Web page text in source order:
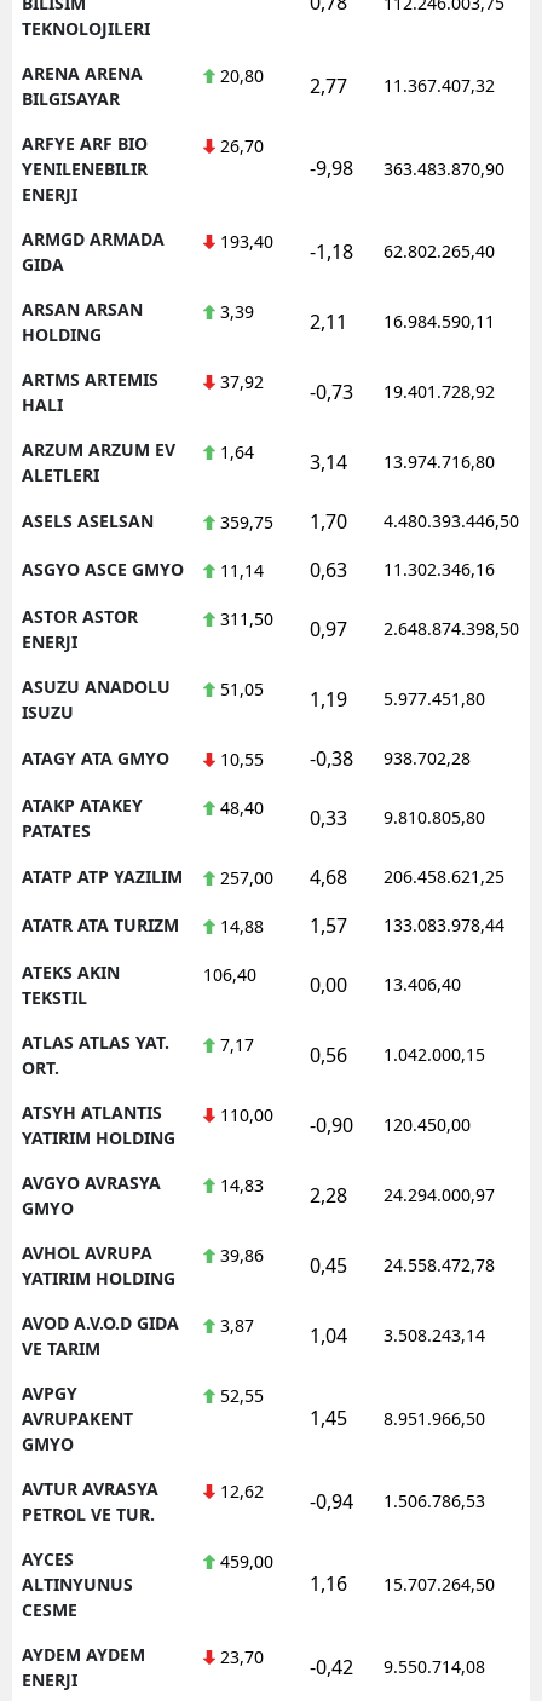
TEKNOLOJILERI
ARENA ARENA
BILGISAYAR
20,80 2,77 11.367.407,32
ARFYE ARF BIO
YENILENEBILIR
ENERJI
26,70
-9,98 363.483.870,90
ARMGD ARMADA
GIDA
193,40 -1,18 62.802.265,40
ARSAN ARSAN
HOLDING
3,39 2,11 16.984.590,11
ARTMS ARTEMIS
HALI
37,92 -0,73 19.401.728,92
ARZUM ARZUM EV
ALETLERI
1,64 3,14 13.974.716,80
ASELS ASELSAN 359,75 1,70 4.480.393.446,50
ASGYO ASCE GMYO 11,14 0,63 11.302.346,16
ASTOR ASTOR
ENERJI
311,50 0,97 2.648.874.398,50
ASUZU ANADOLU
ISUZU
51,05 1,19 5.977.451,80
ATAGY ATA GMYO 10,55 -0,38 938.702,28
ATAKP ATAKEY
PATATES
48,40 0,33 9.810.805,80
ATATP ATP YAZILIM 257,00 4,68 206.458.621,25
ATATR ATA TURIZM 14,88 1,57 133.083.978,44
ATEKS AKIN
TEKSTIL
106,40 0,00 13.406,40
ATLAS ATLAS YAT.
ORT.
7,17 0,56 1.042.000,15
ATSYH ATLANTIS
YATIRIM HOLDING
110,00 -0,90 120.450,00
AVGYO AVRASYA
GMYO
14,83 2,28 24.294.000,97
AVHOL AVRUPA
YATIRIM HOLDING
39,86 0,45 24.558.472,78
AVOD A.V.O.D GIDA
VE TARIM
3,87 1,04 3.508.243,14
AVPGY
AVRUPAKENT
GMYO
52,55
1,45 8.951.966,50
AVTUR AVRASYA
PETROL VE TUR.
12,62 -0,94 1.506.786,53
AYCES
ALTINYUNUS
CESME
459,00
1,16 15.707.264,50
AYDEM AYDEM
ENERJI
23,70 -0,42 9.550.714,08